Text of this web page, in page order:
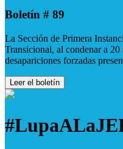
Boletín # 89
La Sección de Primera
Transicional, al condenar a
desapariciones forzadas
Leer el boletín